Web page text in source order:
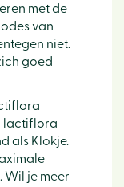
met de
van
niet.
goed
lactiflora
als Klokje.
Wil je meer